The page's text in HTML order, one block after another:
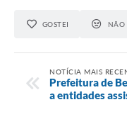
GOSTEI NÃO
NOTÍCIA MAIS
Prefeitura de
a entidades